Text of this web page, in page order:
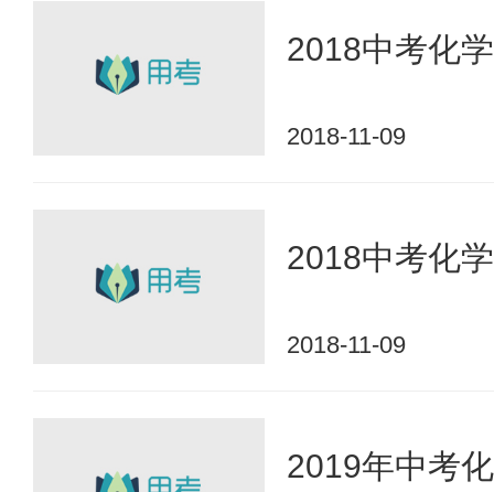
2018中考化
2018-11-09
2018中考化
2018-11-09
2019年中考